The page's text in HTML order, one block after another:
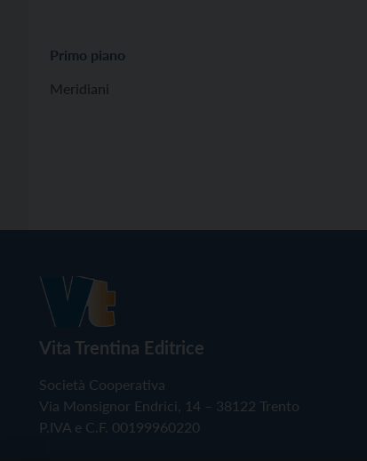
Primo piano
Meridiani
Vita Trentina Editrice
Società Cooperativa
Via Monsignor Endrici, 14 – 38122 Trento
P.IVA e C.F. 00199960220